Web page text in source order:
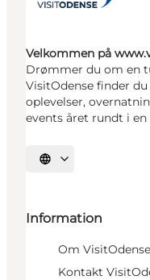
Velkommen på
Drømmer du om en
VisitOdense finder
oplevelser,
events året rundt i
Vælg sprog
Information
Om VisitOdense
Kontakt